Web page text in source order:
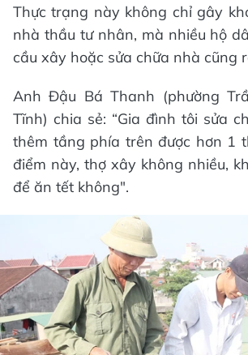
Thực trạng này không chỉ gây
nhà thầu tư nhân, mà nhiều hộ
cầu xây hoặc sửa chữa nhà cũng
Anh Đậu Bá Thanh (phường
Tĩnh) chia sẻ: “Gia đình tôi sửa
thêm tầng phía trên được hơn 1
điểm này, thợ xây không nhiều,
để ăn tết không".